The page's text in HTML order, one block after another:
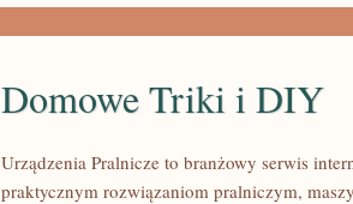
Domowe Triki i DIY
Urządzenia Pralnicze to branżowy serwis
praktycznym rozwiązaniom pralniczym,